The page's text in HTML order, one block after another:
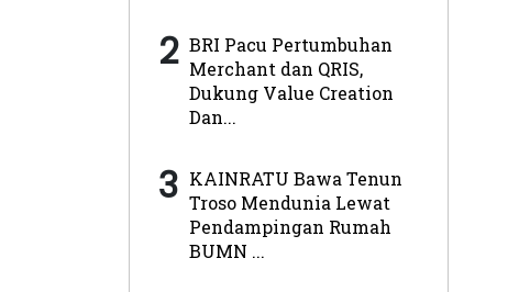
2 BRI Pacu Pertumbuhan
Merchant dan QRIS,
Dukung Value Creation
Dan...
3 KAINRATU Bawa Tenun
Troso Mendunia Lewat
Pendampingan Rumah
BUMN ...